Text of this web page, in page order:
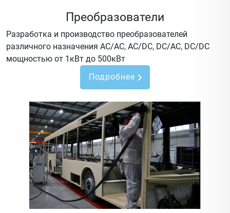
Преобразователи
Разработка и производство преобразователей
различного назначения AC/AC, AC/DC, DC/AC, DC/DC
мощностью от 1кВт до 500кВт
Подробнее